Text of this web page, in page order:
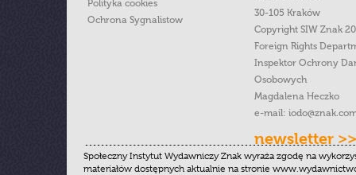
Polityka cookies
Ochrona Sygnalistow
30-105 Kraków
Copyright SIW Znak
Foreign Rights
Inspektor Ochrony
Osobowych
Magdalena Heczko
e-mail:
newsletter >>
Społeczny Instytut Wydawniczy Znak wyraża zgodę na
materiałów dostępnych aktualnie na stronie